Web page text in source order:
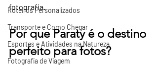
Roteiros Personalizados
Transporte e Como Chegar
Esportes e Atividades na Natureza
Fotografia de Viagem
fotografia.
Por que Paraty é o destino
perfeito para fotos?